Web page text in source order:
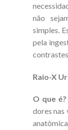
não
simples.
pela
Raio-X
O que é?
dores nas